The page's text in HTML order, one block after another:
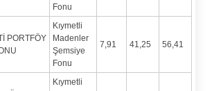
Fonu
PORTFÖY
Kıymetli
Madenler
Şemsiye
Fonu
7,91 41,25 56,41
Kıymetli